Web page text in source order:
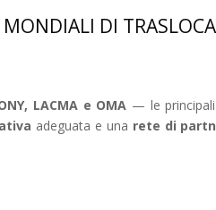
DI
LACMA e OMA — le principali
adeguata e una rete di